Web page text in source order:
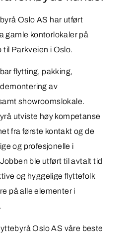
Oslo AS har utført
gamle kontorlokaler på
til Parkveien i Oslo.
flytting, pakking,
av
showroomslokale.
utviste høy kompetanse
fra første kontakt og de
og profesjonelle i
ble utført til avtalt tid
og hyggelige flyttefolk
på alle elementer i
Oslo AS våre beste